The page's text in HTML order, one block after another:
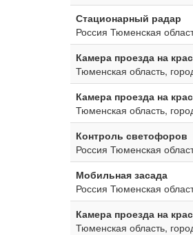
Стационарный радар
Россия Тюменская
Камера проезда на
Тюменская область,
Камера проезда на
Тюменская область,
Контроль светофоров
Россия Тюменская
Мобильная засада
Россия Тюменская
Камера проезда на
Тюменская область,